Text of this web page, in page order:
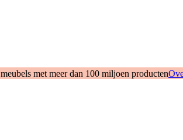
met meer dan 100 miljoen producten